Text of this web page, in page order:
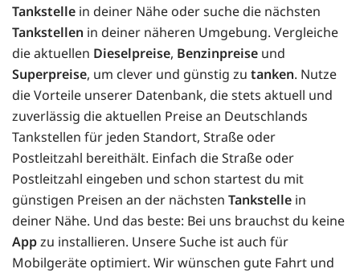
Tankstelle in deiner Nähe oder suche die nächsten
Tankstellen in deiner näheren Umgebung. Vergleiche
die aktuellen Dieselpreise, Benzinpreise und
Superpreise, um clever und günstig zu tanken. Nutze
die Vorteile unserer Datenbank, die stets aktuell und
zuverlässig die aktuellen Preise an Deutschlands
Tankstellen für jeden Standort, Straße oder
Postleitzahl bereithält. Einfach die Straße oder
Postleitzahl eingeben und schon startest du mit
günstigen Preisen an der nächsten Tankstelle in
deiner Nähe. Und das beste: Bei uns brauchst du keine
Appzu installieren. Unsere Suche ist auch für
Mobilgeräte optimiert. Wir wünschen gute Fahrt und